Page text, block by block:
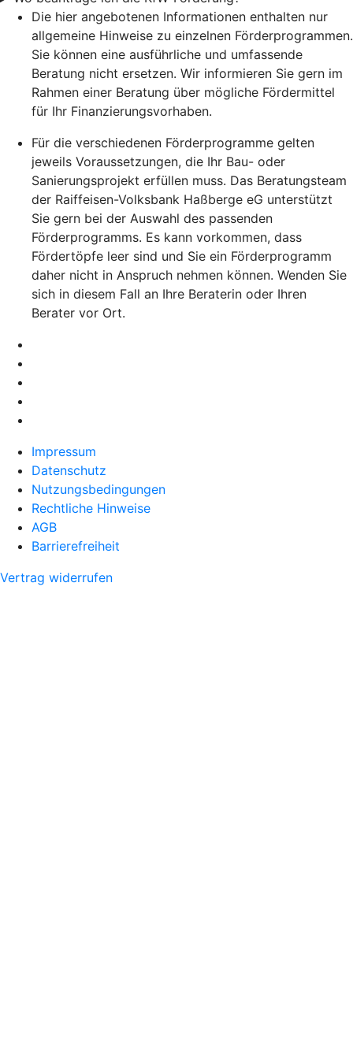
Die hier angebotenen Informationen enthalten nur
allgemeine Hinweise zu einzelnen Förderprogrammen.
Sie können eine ausführliche und umfassende
Beratung nicht ersetzen. Wir informieren Sie gern im
Rahmen einer Beratung über mögliche Fördermittel
für Ihr Finanzierungsvorhaben.
Für die verschiedenen Förderprogramme gelten
jeweils Voraussetzungen, die Ihr Bau- oder
Sanierungsprojekt erfüllen muss. Das Beratungsteam
der Raiffeisen-Volksbank Haßberge eG unterstützt
Sie gern bei der Auswahl des passenden
Förderprogramms. Es kann vorkommen, dass
Fördertöpfe leer sind und Sie ein Förderprogramm
daher nicht in Anspruch nehmen können. Wenden Sie
sich in diesem Fall an Ihre Beraterin oder Ihren
Berater vor Ort.
Impressum
Datenschutz
Nutzungsbedingungen
Rechtliche Hinweise
AGB
Barrierefreiheit
Vertrag widerrufen